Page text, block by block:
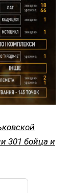
301 бойца и